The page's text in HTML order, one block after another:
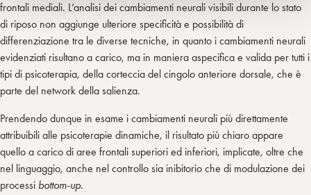
frontali mediali. L’analisi dei cambiamenti neurali visibili durante lo stato
di riposo non aggiunge ulteriore specificità e possibilità di
differenziazione tra le diverse tecniche, in quanto i cambiamenti neurali
evidenziati risultano a carico, ma in maniera aspecifica e valida per tutti i
tipi di psicoterapia, della corteccia del cingolo anteriore dorsale, che è
parte del network della salienza.
Prendendo dunque in esame i cambiamenti neurali più direttamente
attribuibili alle psicoterapie dinamiche, il risultato più chiaro appare
quello a carico di aree frontali superiori ed inferiori, implicate, oltre che
nel linguaggio, anche nel controllo sia inibitorio che di modulazione dei
processi bottom-up.